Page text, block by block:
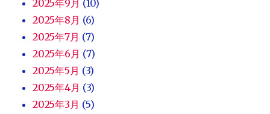
2025年9月 (10)
2025年8月 (6)
2025年7月 (7)
2025年6月 (7)
2025年5月 (3)
2025年4月 (3)
2025年3月 (5)